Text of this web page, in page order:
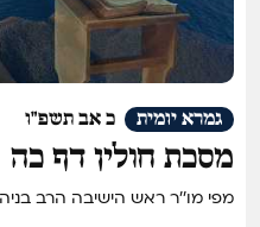
כ אב תשפ"ו גמרא יומית
מסכת חולין דף כה
מפי מו''ר ראש הישיבה הרב בניהו שמואלי שליט''א